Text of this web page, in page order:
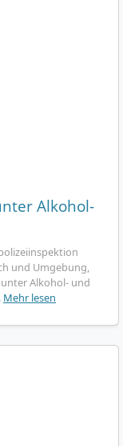
Alkohol-
und Umgebung,
Alkohol- und
Mehr lesen